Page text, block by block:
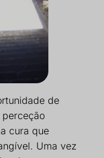
de
cura que
Uma vez